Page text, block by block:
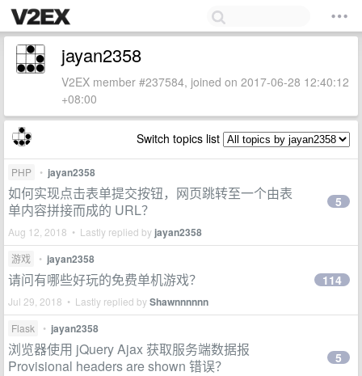
jayan2358
V2EX member #237584, joined on 2017-06-28 12:40:12
+08:00
Switch topics list
PHP • jayan2358
如何实现点击表单提交按钮，网页跳转至一个由表
单内容拼接而成的 URL？
Aug 12, 2018 • Lastly replied by jayan2358
5
游戏 • jayan2358
请问有哪些好玩的免费单机游戏？
Jul 29, 2018 • Lastly replied byShawnnnnnn
114
Flask • jayan2358
浏览器使用 jQuery Ajax 获取服务端数据报
Provisional headers are shown 错误？
5